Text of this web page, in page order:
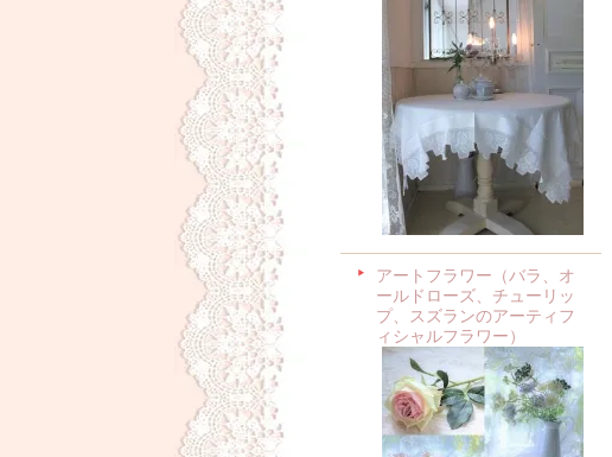
アートフラワー（バラ、オ
ールドローズ、チューリッ
プ、スズランのアーティフ
ィシャルフラワー）